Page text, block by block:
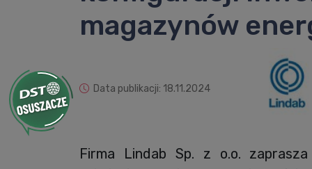
magazynów
Data publikacji: 18.11.2024
Firma Lindab Sp. z o.o.